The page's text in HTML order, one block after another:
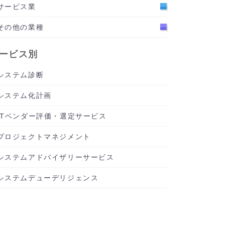
ービス業
の他の業種
ビス別
ステム診断
ステム化計画
ベンダー評価・選定サービス
ロジェクトマネジメント
ステムアドバイザリーサービス
ステムデューデリジェンス